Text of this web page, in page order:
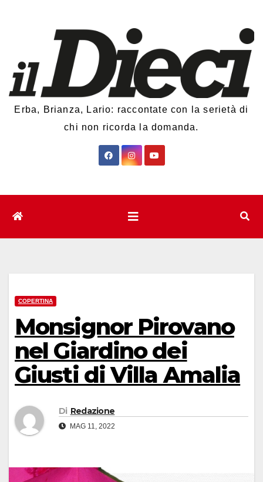
Erba, Brianza, Lario: raccontate con la serietà di
chi non ricorda la domanda.
COPERTINA
Monsignor Pirovano
nel Giardino dei
Giusti di Villa Amalia
Di Redazione
MAG 11, 2022